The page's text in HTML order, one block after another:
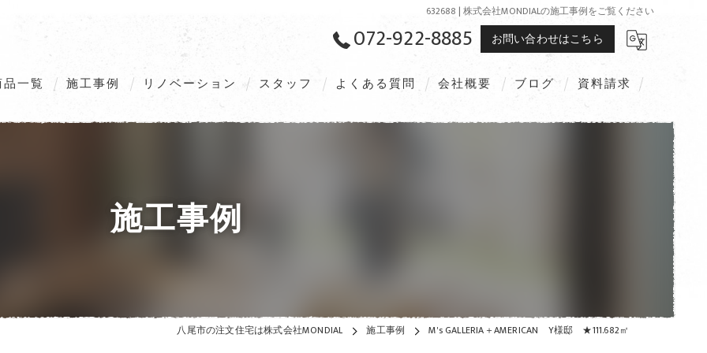
632688 | 株式会社MONDIALの施工事例をご覧ください
072-922-8885 お問い合わせはこちら
一覧
GALLERIA G2（Order home）
STYLE（Customize home）
施工事例 リノベーション スタッフ よくある質問 会社概要 ブログ 資料請求
施工事例
八尾市の注文住宅は株式会社MONDIAL 施工事例 M's GALLERIA＋AMERICAN Y様邸 ★111.682㎡